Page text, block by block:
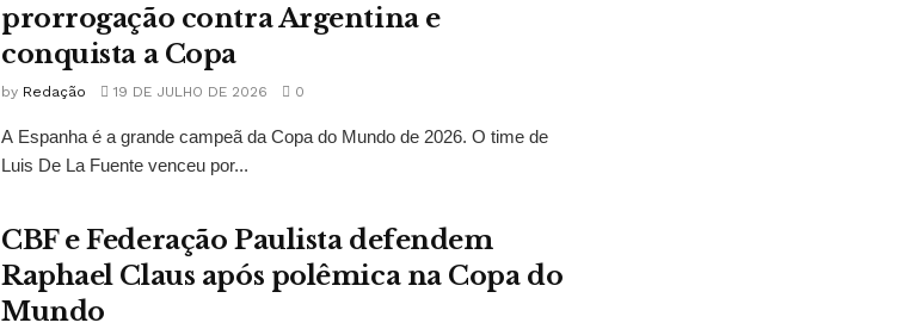
prorrogação contra Argentina e
conquista a Copa
by Redação 19 DE JULHO DE 2026 0
A Espanha é a grande campeã da Copa do Mundo de 2026. O time de
Luis De La Fuente venceu por...
CBF e Federação Paulista defendem
Raphael Claus após polêmica na Copa do
Mundo